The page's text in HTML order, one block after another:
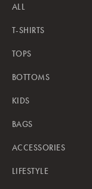
ALL
T-SHIRTS
TOPS
BOTTOMS
KIDS
BAGS
ACCESSORIES
LIFESTYLE